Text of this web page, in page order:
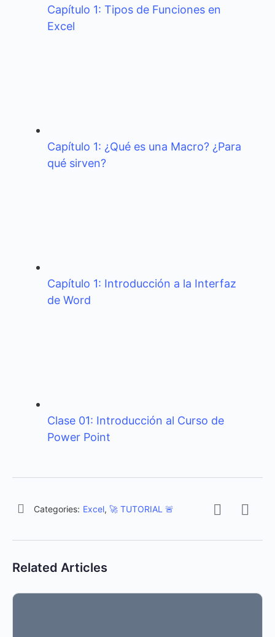
Capítulo 1: Tipos de Funciones en
Excel
Capítulo 1: ¿Qué es una Macro? ¿Para
qué sirven?
Capítulo 1: Introducción a la Interfaz
de Word
Clase 01: Introducción al Curso de
Power Point
Categories: Excel, 🚀 TUTORIAL 🚨
Related Articles